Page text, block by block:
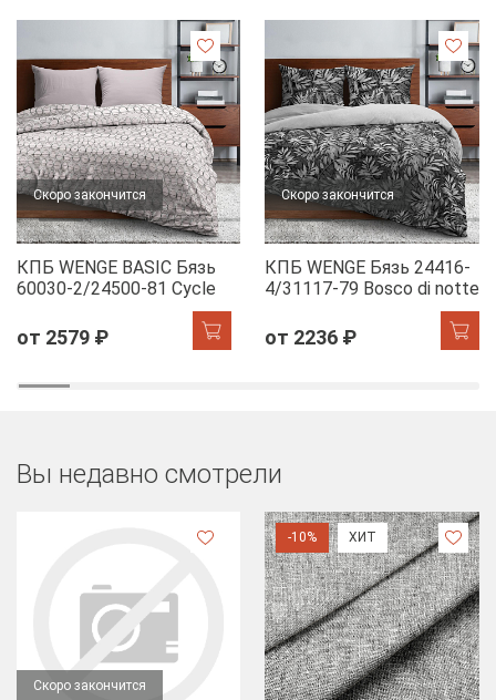
Скоро закончится
КПБ WENGE BASIC Бязь
60030-2/24500-81 Cycle
от 2579 ₽
Скоро закончится
КПБ WENGE Бязь 24416-
4/31117-79 Bosco di notte
от 2236 ₽
Вы недавно смотрели
Скоро закончится
-10% ХИТ